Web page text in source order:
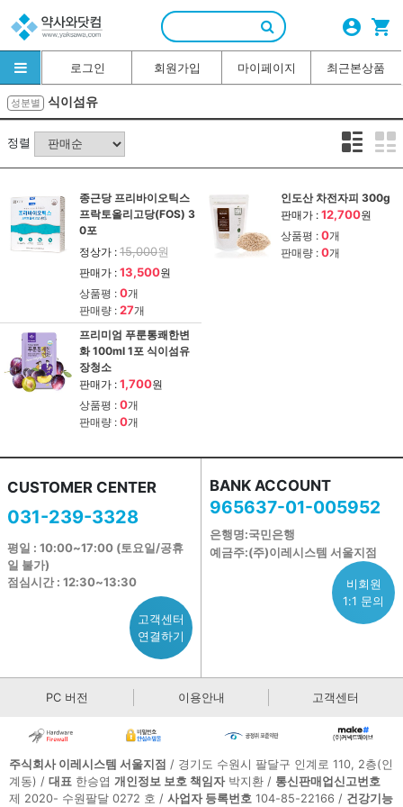
account_circle shopping_cart
로그인 회원가입 마이페이지 최근본상품
성분별 식이섬유
정렬
종근당 프리바이오틱스
프락토올리고당(FOS) 3
0포
정상가 :15,000원
판매가 :13,500원
상품평 :0개
판매량 :27개
인도산 차전자피 300g
판매가 :12,700원
상품평 :0개
판매량 :0개
프리미엄 푸룬통쾌한변
화 100ml 1포 식이섬유
장청소
판매가 :1,700원
상품평 :0개
판매량 :0개
CUSTOMER CENTER
031-239-3328
평일 : 10:00~17:00 (토요일/공휴
일 불가)
점심시간 : 12:30~13:30
고객센터
연결하기
BANK ACCOUNT
965637-01-005952
은행명:국민은행
예금주:(주)이레시스템 서울지점
비회원
1:1 문의
PC 버전 이용안내 고객센터
주식회사 이레시스템 서울지점 / 경기도 수원시 팔달구 인계로 110, 2층(인
계동) / 대표 한승엽 개인정보 보호 책임자박지환 / 통신판매업신고번호
제 2020- 수원팔달 0272 호 / 사업자 등록번호 104-85-22166 / 건강기능